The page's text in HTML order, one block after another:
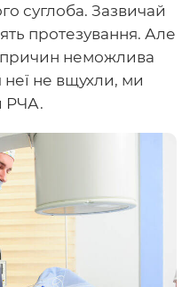
суглоба. Зазвичай
протезування. Але
неможлива
неї не вщухли, ми
РЧА.